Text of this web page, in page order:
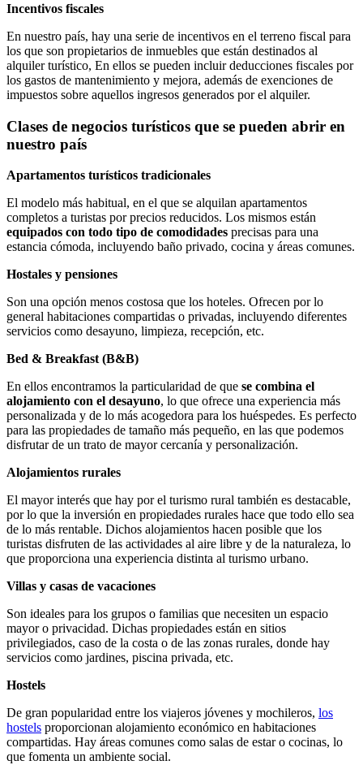
Incentivos fiscales
En nuestro país, hay una serie de incentivos en el terreno fiscal para
los que son propietarios de inmuebles que están destinados al
alquiler turístico, En ellos se pueden incluir deducciones fiscales por
los gastos de mantenimiento y mejora, además de exenciones de
impuestos sobre aquellos ingresos generados por el alquiler.
Clases de negocios turísticos que se pueden abrir en
nuestro país
Apartamentos turísticos tradicionales
El modelo más habitual, en el que se alquilan apartamentos
completos a turistas por precios reducidos. Los mismos están
equipados con todo tipo de comodidades precisas para una
estancia cómoda, incluyendo baño privado, cocina y áreas comunes.
Hostales y pensiones
Son una opción menos costosa que los hoteles. Ofrecen por lo
general habitaciones compartidas o privadas, incluyendo diferentes
servicios como desayuno, limpieza, recepción, etc.
Bed & Breakfast (B&B)
En ellos encontramos la particularidad de que se combina el
alojamiento con el desayuno, lo que ofrece una experiencia más
personalizada y de lo más acogedora para los huéspedes. Es perfecto
para las propiedades de tamaño más pequeño, en las que podemos
disfrutar de un trato de mayor cercanía y personalización.
Alojamientos rurales
El mayor interés que hay por el turismo rural también es destacable,
por lo que la inversión en propiedades rurales hace que todo ello sea
de lo más rentable. Dichos alojamientos hacen posible que los
turistas disfruten de las actividades al aire libre y de la naturaleza, lo
que proporciona una experiencia distinta al turismo urbano.
Villas y casas de vacaciones
Son ideales para los grupos o familias que necesiten un espacio
mayor o privacidad. Dichas propiedades están en sitios
privilegiados, caso de la costa o de las zonas rurales, donde hay
servicios como jardines, piscina privada, etc.
Hostels
De gran popularidad entre los viajeros jóvenes y mochileros, los
hostels proporcionan alojamiento económico en habitaciones
compartidas. Hay áreas comunes como salas de estar o cocinas, lo
que fomenta un ambiente social.